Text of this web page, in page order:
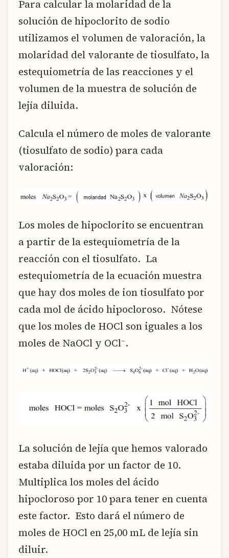
Para calcular la molaridad de la
solución de hipoclorito de sodio
utilizamos el volumen de valoración, la
molaridad del valorante de tiosulfato, la
estequiometría de las reacciones y el
volumen de la muestra de solución de
lejía diluida.
Calcula el número de moles de valorante
(tiosulfato de sodio) para cada
valoración:
Los moles de hipoclorito se encuentran
a partir de la estequiometría de la
reacción con el tiosulfato. La
estequiometría de la ecuación muestra
que hay dos moles de ion tiosulfato por
cada mol de ácido hipocloroso. Nótese
que los moles de HOCl son iguales a los
moles de NaOCl y OCl–.
La solución de lejía que hemos valorado
estaba diluida por un factor de 10.
Multiplica los moles del ácido
hipocloroso por 10 para tener en cuenta
este factor. Esto dará el número de
moles de HOCl en 25,00 mL de lejía sin
diluir.